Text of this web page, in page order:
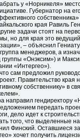
у «Норникеля»
Губернатор на
края Равиль
задачи стоят на
но для края это
– объяснил
группа менеджеров, а
«Онэксим») и
«Интергео»).
сам предложил
Правительство
собственнику» в
направил гендиректору
передать
дело идет к
того, что выделенные
Финский. Оставшиеся
хочет получить